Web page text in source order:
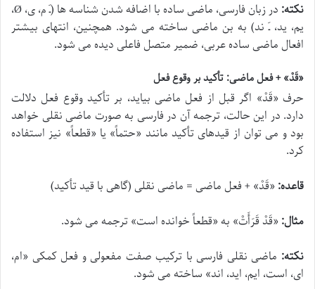
نکته:
در زبان فارسی، ماضی ساده با اضافه شدن شناسه ها (ـَ م، ی، Ø،
یم، ید، ـَ ند) به بن ماضی ساخته می شود. همچنین، انتهای بیشتر
افعال ماضی ساده عربی، ضمیر متصل فاعلی دیده می شود.
«قَدْ» + فعل ماضی: تأکید بر وقوع فعل
حرف «قَدْ» اگر قبل از فعل ماضی بیاید، بر تأکید وقوع فعل دلالت
دارد. در این حالت، ترجمه آن در فارسی به صورت ماضی نقلی خواهد
بود و می توان از قیدهای تأکید مانند «حتماً» یا «قطعاً» نیز استفاده
کرد.
قاعده:«قَدْ» + فعل ماضی = ماضی نقلی (گاهی با قید تأکید)
مثال:«قَدْ قَرَأَتْ» به «قطعاً خوانده است» ترجمه می شود.
نکته: ماضی نقلی فارسی با ترکیب صفت مفعولی و فعل کمکی «ام،
ای، است، ایم، اید، اند» ساخته می شود.